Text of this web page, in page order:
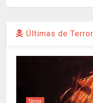
Últimas de Terror
Terror